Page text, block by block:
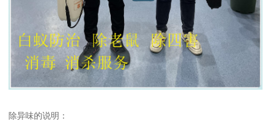
除异味的说明：